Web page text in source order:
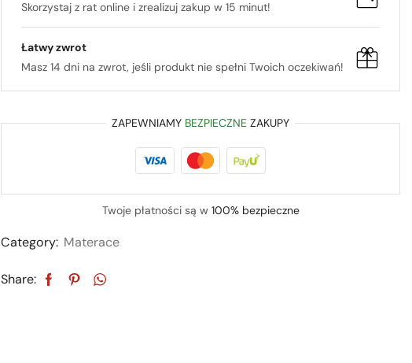
Skorzystaj z rat online i zrealizuj zakup w 15 minut!
Łatwy zwrot
Masz 14 dni na zwrot, jeśli produkt nie spełni Twoich oczekiwań!
ZAPEWNIAMY BEZPIECZNE ZAKUPY
Twoje płatności są w 100% bezpieczne
Category: Materace
Share: